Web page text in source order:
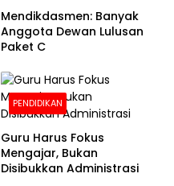
Mendikdasmen: Banyak
Anggota Dewan Lulusan
Paket C
PENDIDIKAN
Guru Harus Fokus
Mengajar, Bukan
Disibukkan Administrasi